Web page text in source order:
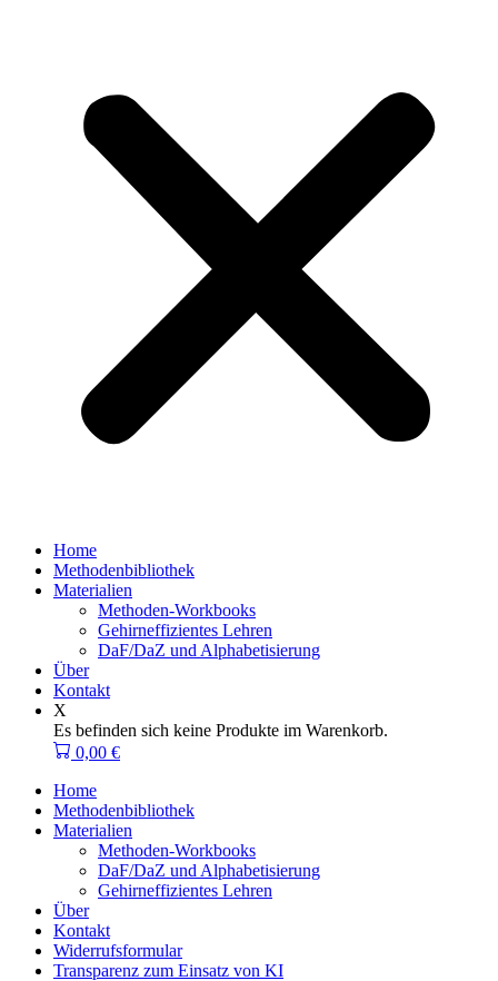
Home
Methodenbibliothek
Materialien
Methoden-Workbooks
Gehirneffizientes Lehren
DaF/DaZ und Alphabetisierung
Über
Kontakt
X
Es befinden sich keine Produkte im Warenkorb.
0,00 €
Home
Methodenbibliothek
Materialien
Methoden-Workbooks
DaF/DaZ und Alphabetisierung
Gehirneffizientes Lehren
Über
Kontakt
Widerrufsformular
Transparenz zum Einsatz von KI